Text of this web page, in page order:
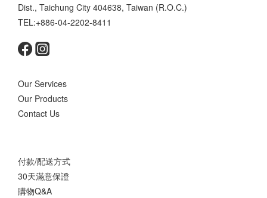
Dist., Taichung City 404638, Taiwan (R.O.C.)
TEL:+886-04-2202-8411
Our Services
Our Products
Contact Us
付款/配送方式
30天滿意保證
購物Q&A